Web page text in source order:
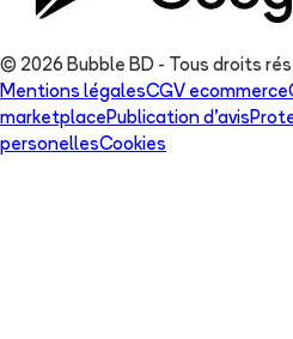
© 2026 Bubble BD - Tous droits
Mentions légalesCGV ecommerce
marketplacePublication d'avis
personellesCookies